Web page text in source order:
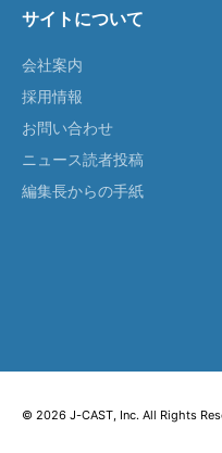
サイトについて
会社案内
採用情報
お問い合わせ
ニュース読者投稿
編集長からの手紙
© 2026 J-CAST, Inc. All Rights